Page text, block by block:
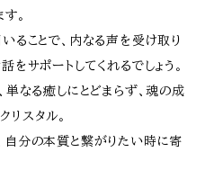
。
ることで、内なる声を受け取り
サポートしてくれるでしょう。
単なる癒しにとどまらず、魂の成
スタル。
自分の本質と繋がりたい時に寄